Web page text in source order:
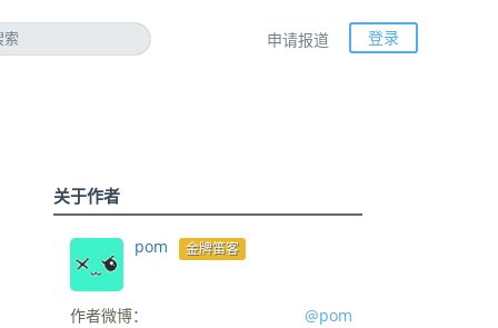
申请报道 登录
关于作者
pom 金牌笛客
作者微博： @pom